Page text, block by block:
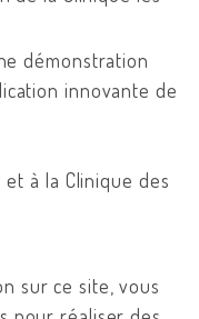
démonstration
innovante de
à la Clinique des
privilégié
sur ce site, vous